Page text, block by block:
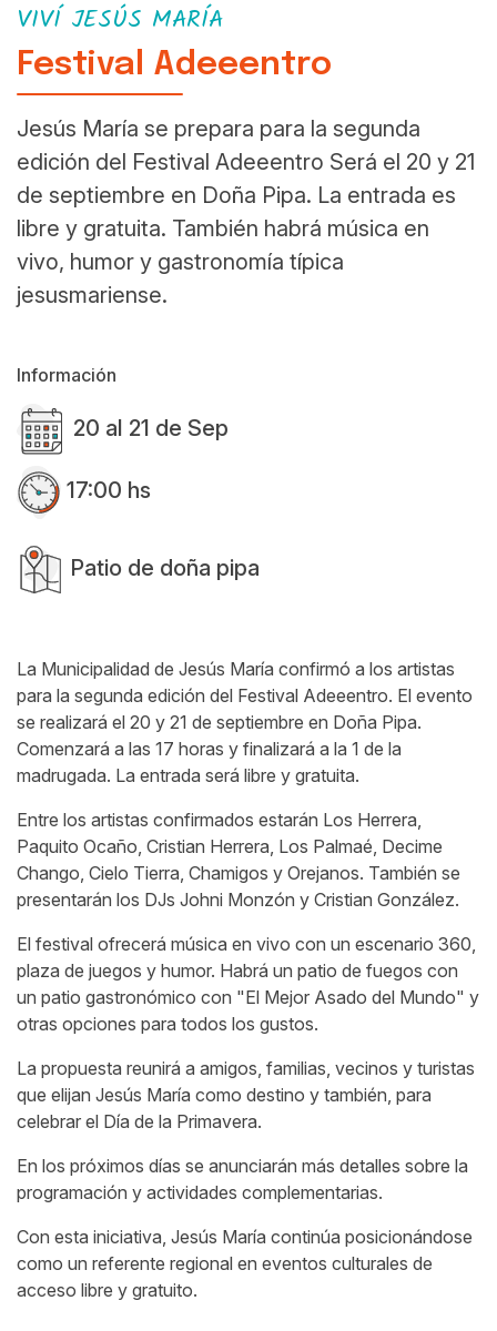
VIVÍ JESÚS MARÍA
Festival Adeeentro
Jesús María se prepara para la segunda
edición del Festival Adeeentro Será el 20 y 21
de septiembre en Doña Pipa. La entrada es
libre y gratuita. También habrá música en
vivo, humor y gastronomía típica
jesusmariense.
Información
20 al 21 de Sep
17:00 hs
Patio de doña pipa
La Municipalidad de Jesús María confirmó a los artistas
para la segunda edición del Festival Adeeentro. El evento
se realizará el 20 y 21 de septiembre en Doña Pipa.
Comenzará a las 17 horas y finalizará a la 1 de la
madrugada. La entrada será libre y gratuita.
Entre los artistas confirmados estarán Los Herrera,
Paquito Ocaño, Cristian Herrera, Los Palmaé, Decime
Chango, Cielo Tierra, Chamigos y Orejanos. También se
presentarán los DJs Johni Monzón y Cristian González.
El festival ofrecerá música en vivo con un escenario 360,
plaza de juegos y humor. Habrá un patio de fuegos con
un patio gastronómico con "El Mejor Asado del Mundo" y
otras opciones para todos los gustos.
La propuesta reunirá a amigos, familias, vecinos y turistas
que elijan Jesús María como destino y también, para
celebrar el Día de la Primavera.
En los próximos días se anunciarán más detalles sobre la
programación y actividades complementarias.
Con esta iniciativa, Jesús María continúa posicionándose
como un referente regional en eventos culturales de
acceso libre y gratuito.